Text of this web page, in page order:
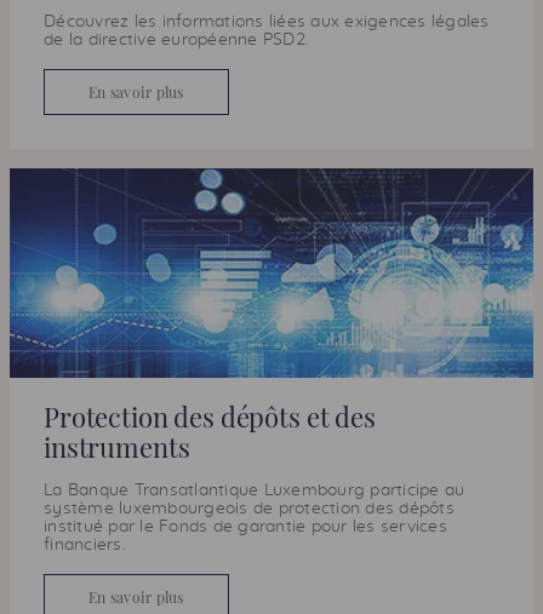
Découvrez les informations liées aux exigences légales
de la directive européenne PSD2
En savoir plus
Protection des dépôts et des
instruments
La Banque Transatlantique Luxembourg participe au
système luxembourgeois de protection des dépôts
institué par le Fonds de garantie pour les services
financiers.
En savoir plus